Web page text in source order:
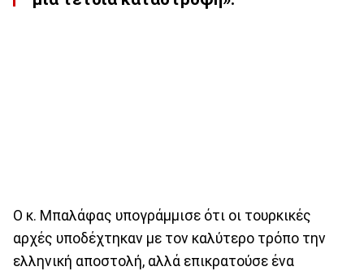
Ο κ. Μπαλάφας υπογράμμισε ότι οι τουρκικές
αρχές υποδέχτηκαν με τον καλύτερο τρόπο την
ελληνική αποστολή, αλλά επικρατούσε ένα